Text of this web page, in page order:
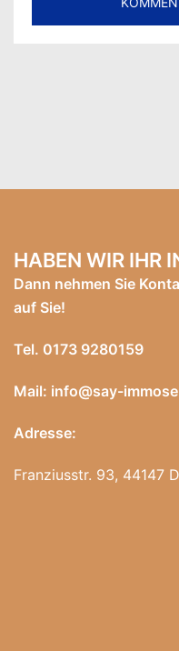
HABEN WIR IHR
Dann nehmen Sie
auf Sie!
Tel. 0173 9280159
Mail: info@say-
Adresse:
Franziusstr. 93, 44147